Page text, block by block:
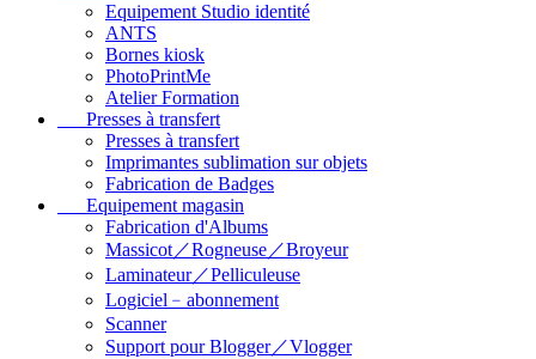
Equipement Studio identité
ANTS
Bornes kiosk
PhotoPrintMe
Atelier Formation
Presses à transfert
Presses à transfert
Imprimantes sublimation sur objets
Fabrication de Badges
Equipement magasin
Fabrication d'Albums
Massicot／Rogneuse／Broyeur
Laminateur／Pelliculeuse
Logiciel﹣abonnement
Scanner
Support pour Blogger／Vlogger